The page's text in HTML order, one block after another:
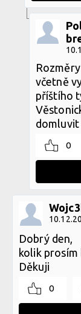
včetně
příštího
domluvit
0
Dobrý den,
kolik prosím
Děkuji
0